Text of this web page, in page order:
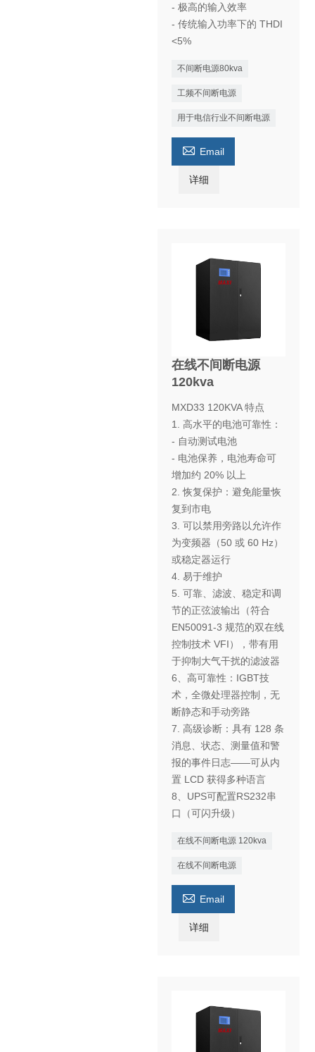
- 极高的输入效率
- 传统输入功率下的 THDI
<5%
不间断电源80kva
工频不间断电源
用于电信行业不间断电源
 Email
详细
在线不间断电源
120kva
MXD33 120KVA 特点
1. 高水平的电池可靠性：
- 自动测试电池
- 电池保养，电池寿命可
增加约 20% 以上
2. 恢复保护：避免能量恢
复到市电
3. 可以禁用旁路以允许作
为变频器（50 或 60 Hz）
或稳定器运行
4. 易于维护
5. 可靠、滤波、稳定和调
节的正弦波输出（符合
EN50091-3 规范的双在线
控制技术 VFI），带有用
于抑制大气干扰的滤波器
6、高可靠性：IGBT技
术，全微处理器控制，无
断静态和手动旁路
7. 高级诊断：具有 128 条
消息、状态、测量值和警
报的事件日志——可从内
置 LCD 获得多种语言
8、UPS可配置RS232串
口（可闪升级）
在线不间断电源 120kva
在线不间断电源
 Email
详细